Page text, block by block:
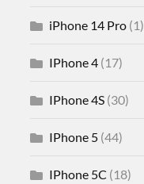
iPhone 14 Pro (1)
IPhone 4 (17)
IPhone 4S (30)
IPhone 5 (44)
IPhone 5C (18)